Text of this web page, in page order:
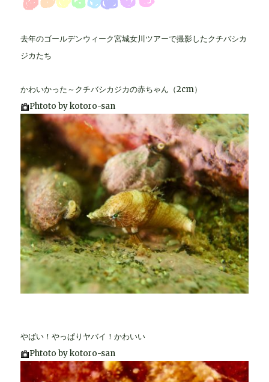
去年のゴールデンウィーク宮城女川ツアーで撮影したクチバシカ
ジカたち
かわいかった～クチバシカジカの赤ちゃん（2cm）
Phtoto by kotoro-san
やばい！やっぱりヤバイ！かわいい
Phtoto by kotoro-san